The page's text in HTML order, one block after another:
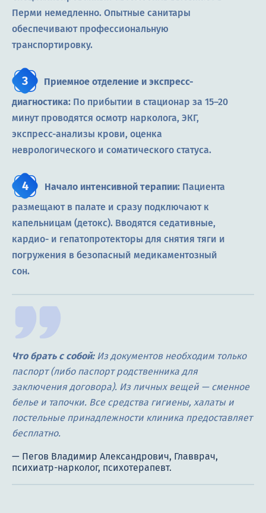
Перми немедленно. Опытные санитары
обеспечивают профессиональную
транспортировку.
Приемное отделение и экспресс-
диагностика: По прибытии в стационар за 15–20
минут проводятся осмотр нарколога, ЭКГ,
экспресс-анализы крови, оценка
неврологического и соматического статуса.
Начало интенсивной терапии: Пациента
размещают в палате и сразу подключают к
капельницам (детокс). Вводятся седативные,
кардио- и гепатопротекторы для снятия тяги и
погружения в безопасный медикаментозный
сон.
Что брать с собой: Из документов необходим только
паспорт (либо паспорт родственника для
заключения договора). Из личных вещей — сменное
белье и тапочки. Все средства гигиены, халаты и
постельные принадлежности клиника предоставляет
бесплатно.